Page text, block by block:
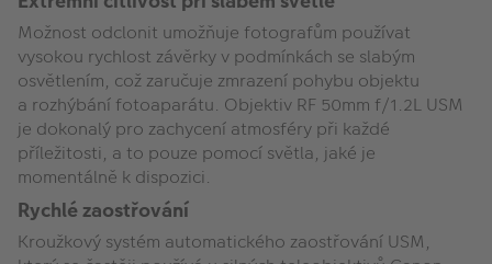
Možnost odclonit umožňuje fotografům používat
vysokou rychlost závěrky v podmínkách se slabým
osvětlením, což zaručuje zmrazení pohybu objektu
a rozhýbání fotoaparátu. Objektiv RF 50mm f/1.2L USM
je dokonalý pro zachycení atmosféry při každé
příležitosti, a to pouze pomocí světla, jaké je
momentálně k dispozici.
Rychlé zaostřování
Kroužkový systém automatického zaostřování USM,